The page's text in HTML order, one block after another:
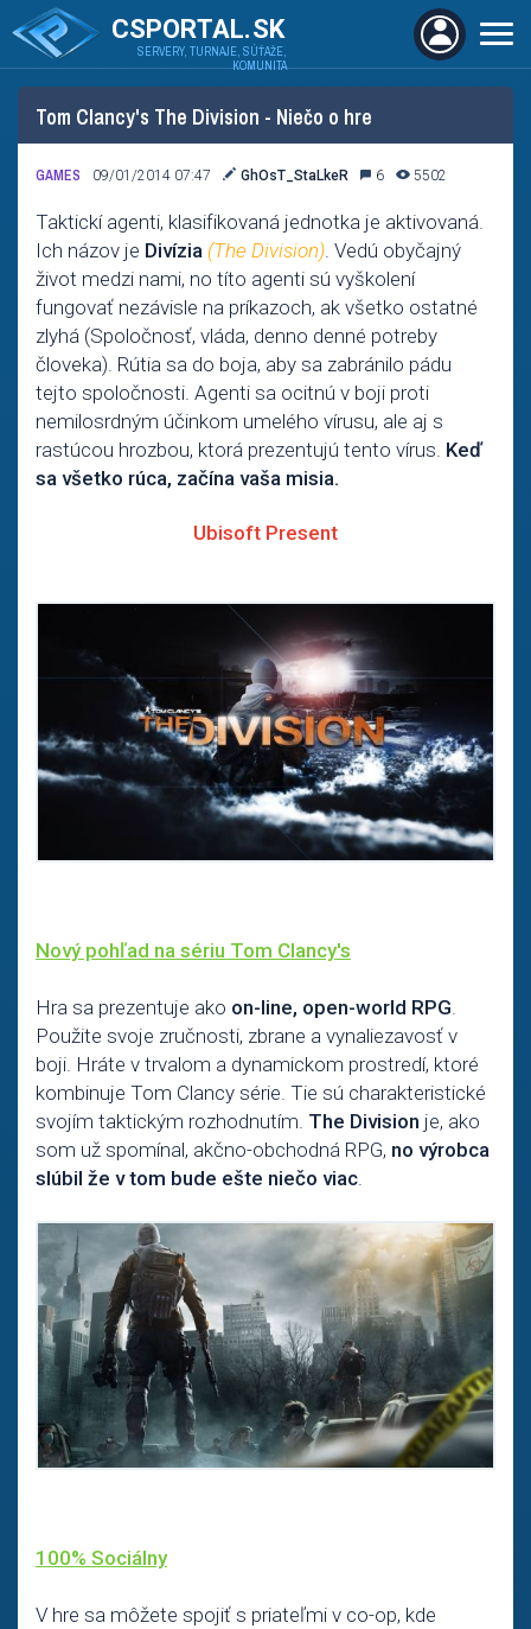
CSPORTAL.SK
SERVERY, TURNAJE, SÚŤAŽE,
KOMUNITA
Tom Clancy's The Division - Niečo o hre
GAMES 09/01/2014 07:47 GhOsT_StaLkeR 6 5502
Taktickí agenti, klasifikovaná jednotka je aktivovaná.
Ich názov je Divízia (The Division). Vedú obyčajný
život medzi nami, no títo agenti sú vyškolení
fungovať nezávisle na príkazoch, ak všetko ostatné
zlyhá (Spoločnosť, vláda, denno denné potreby
človeka). Rútia sa do boja, aby sa zabránilo pádu
tejto spoločnosti. Agenti sa ocitnú v boji proti
nemilosrdným účinkom umelého vírusu, ale aj s
rastúcou hrozbou, ktorá prezentujú tento vírus. Keď
sa všetko rúca, začína vaša misia.
Ubisoft Present
Nový pohľad na sériu Tom Clancy's
Hra sa prezentuje ako on-line, open-world RPG
Použite svoje zručnosti, zbrane a vynaliezavosť v
boji. Hráte v trvalom a dynamickom prostredí, ktoré
kombinuje Tom Clancy série. Tie sú charakteristické
svojím taktickým rozhodnutím. The Division je, ako
som už spomínal, akčno-obchodná RPG, no výrobca
slúbil že v tom bude ešte niečo viac
100% Sociálny
V hre sa môžete spojiť s priateľmi v co-op, kde